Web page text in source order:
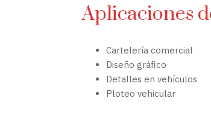
Aplicaciones
Cartelería comercial
Diseño gráfico
Detalles en vehículos
Ploteo vehicular